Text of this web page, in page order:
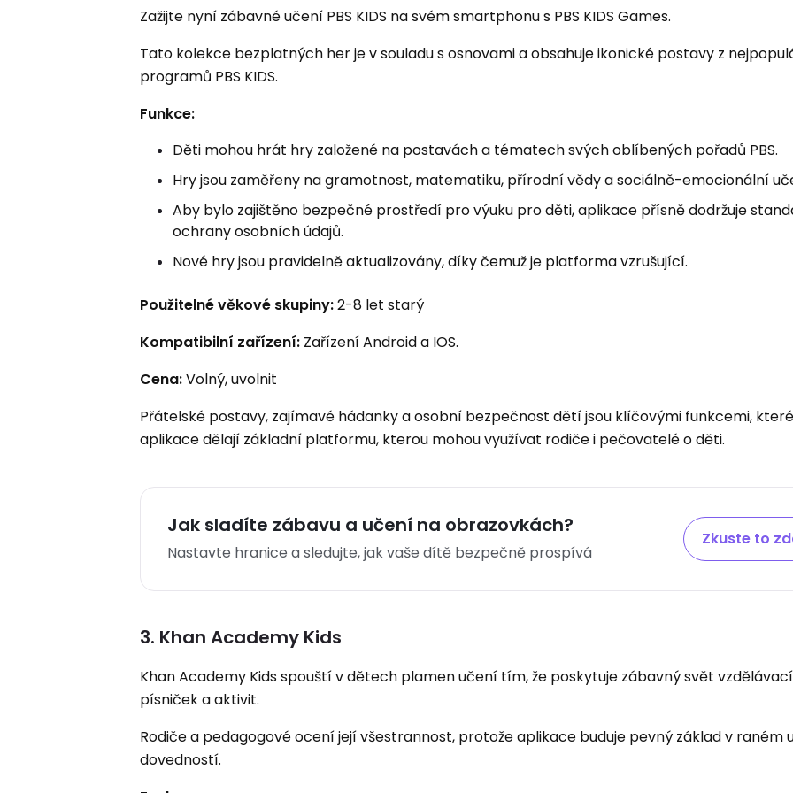
Zažijte nyní zábavné učení PBS KIDS na svém smartphonu s PBS KIDS Games.
Tato kolekce bezplatných her je v souladu s osnovami a obsahuje ikonické postavy z
programů PBS KIDS.
Funkce:
Děti mohou hrát hry založené na postavách a tématech svých oblíbených pořadů PBS.
Hry jsou zaměřeny na gramotnost, matematiku, přírodní vědy a sociálně-emocionální
Aby bylo zajištěno bezpečné prostředí pro výuku pro děti, aplikace přísně dodržuje
ochrany osobních údajů.
Nové hry jsou pravidelně aktualizovány, díky čemuž je platforma vzrušující.
Použitelné věkové skupiny:2-8 let starý
Kompatibilní zařízení: Zařízení Android a IOS.
Cena:Volný, uvolnit
Přátelské postavy, zajímavé hádanky a osobní bezpečnost dětí jsou klíčovými funkcemi,
aplikace dělají základní platformu, kterou mohou využívat rodiče i pečovatelé o děti.
Jak sladíte zábavu a učení na obrazovkách?
Nastavte hranice a sledujte, jak vaše dítě bezpečně prospívá
Zkuste to
3. Khan Academy Kids
Khan Academy Kids spouští v dětech plamen učení tím, že poskytuje zábavný svět
písniček a aktivit.
Rodiče a pedagogové ocení její všestrannost, protože aplikace buduje pevný základ v raném
dovedností.